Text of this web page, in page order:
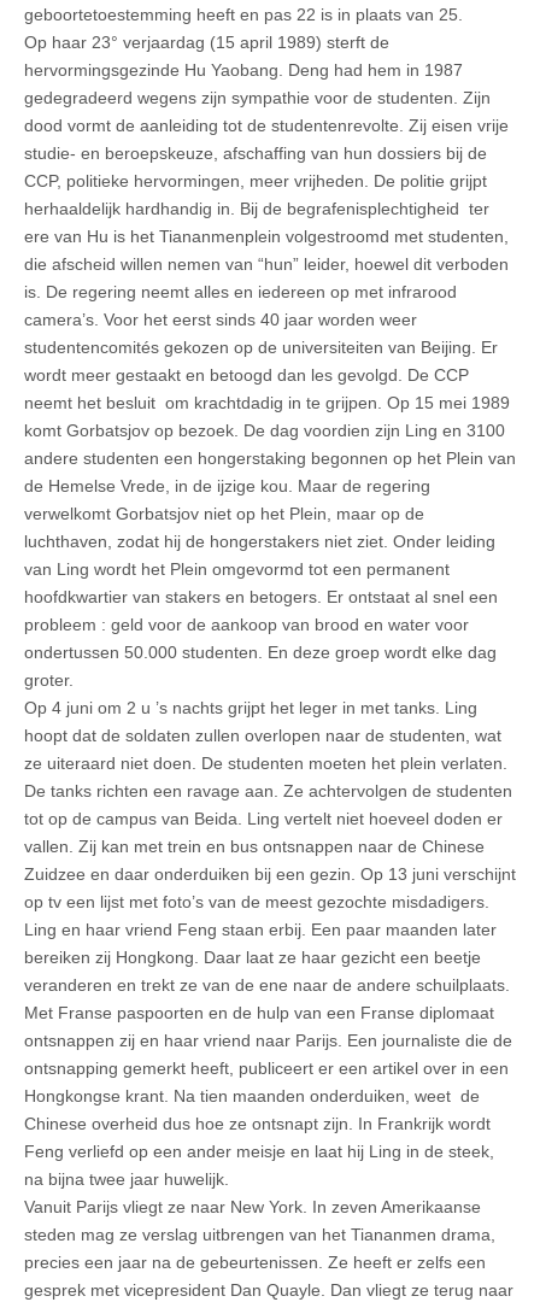
geboortetoestemming heeft en pas 22 is in plaats van 25.
Op haar 23° verjaardag (15 april 1989) sterft de
hervormingsgezinde Hu Yaobang. Deng had hem in 1987
gedegradeerd wegens zijn sympathie voor de studenten. Zijn
dood vormt de aanleiding tot de studentenrevolte. Zij eisen vrije
studie- en beroepskeuze, afschaffing van hun dossiers bij de
CCP, politieke hervormingen, meer vrijheden. De politie grijpt
herhaaldelijk hardhandig in. Bij de begrafenisplechtigheid ter
ere van Hu is het Tiananmenplein volgestroomd met studenten,
die afscheid willen nemen van “hun” leider, hoewel dit verboden
is. De regering neemt alles en iedereen op met infrarood
camera’s. Voor het eerst sinds 40 jaar worden weer
studentencomités gekozen op de universiteiten van Beijing. Er
wordt meer gestaakt en betoogd dan les gevolgd. De CCP
neemt het besluit om krachtdadig in te grijpen. Op 15 mei 1989
komt Gorbatsjov op bezoek. De dag voordien zijn Ling en 3100
andere studenten een hongerstaking begonnen op het Plein van
de Hemelse Vrede, in de ijzige kou. Maar de regering
verwelkomt Gorbatsjov niet op het Plein, maar op de
luchthaven, zodat hij de hongerstakers niet ziet. Onder leiding
van Ling wordt het Plein omgevormd tot een permanent
hoofdkwartier van stakers en betogers. Er ontstaat al snel een
probleem : geld voor de aankoop van brood en water voor
ondertussen 50.000 studenten. En deze groep wordt elke dag
groter.
Op 4 juni om 2 u ’s nachts grijpt het leger in met tanks. Ling
hoopt dat de soldaten zullen overlopen naar de studenten, wat
ze uiteraard niet doen. De studenten moeten het plein verlaten.
De tanks richten een ravage aan. Ze achtervolgen de studenten
tot op de campus van Beida. Ling vertelt niet hoeveel doden er
vallen. Zij kan met trein en bus ontsnappen naar de Chinese
Zuidzee en daar onderduiken bij een gezin. Op 13 juni verschijnt
op tv een lijst met foto’s van de meest gezochte misdadigers.
Ling en haar vriend Feng staan erbij. Een paar maanden later
bereiken zij Hongkong. Daar laat ze haar gezicht een beetje
veranderen en trekt ze van de ene naar de andere schuilplaats.
Met Franse paspoorten en de hulp van een Franse diplomaat
ontsnappen zij en haar vriend naar Parijs. Een journaliste die de
ontsnapping gemerkt heeft, publiceert er een artikel over in een
Hongkongse krant. Na tien maanden onderduiken, weet de
Chinese overheid dus hoe ze ontsnapt zijn. In Frankrijk wordt
Feng verliefd op een ander meisje en laat hij Ling in de steek,
na bijna twee jaar huwelijk.
Vanuit Parijs vliegt ze naar New York. In zeven Amerikaanse
steden mag ze verslag uitbrengen van het Tiananmen drama,
precies een jaar na de gebeurtenissen. Ze heeft er zelfs een
gesprek met vicepresident Dan Quayle. Dan vliegt ze terug naar